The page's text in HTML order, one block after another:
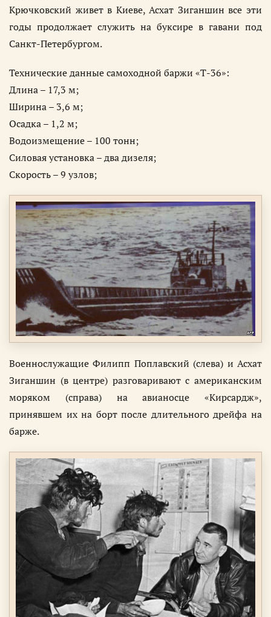
Крючковский живет в Киеве, Асхат Зиганшин все эти
годы продолжает служить на буксире в гавани под
Санкт-Петербургом.
Технические данные самоходной баржи «Т-36»:
Длина – 17,3 м;
Ширина – 3,6 м;
Осадка – 1,2 м;
Водоизмещение – 100 тонн;
Силовая установка – два дизеля;
Скорость – 9 узлов;
Военнослужащие Филипп Поплавский (слева) и Асхат
Зиганшин (в центре) разговаривают с американским
моряком (справа) на авианосце «Кирсардж»,
принявшем их на борт после длительного дрейфа на
барже.